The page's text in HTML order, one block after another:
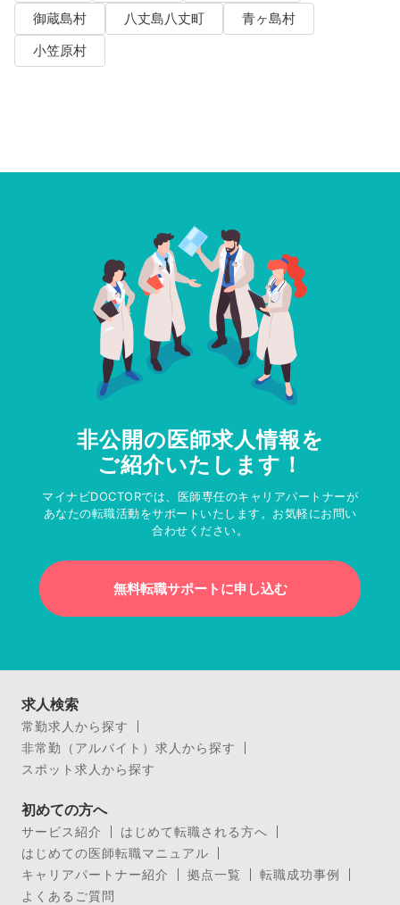
御蔵島村
八丈島八丈町
青ヶ島村
小笠原村
非公開の医師求人情報を
ご紹介いたします！
マイナビDOCTORでは、医師専任のキャリアパートナーが
あなたの転職活動をサポートいたします。お気軽にお問い
合わせください。
無料転職サポートに申し込む
求人検索
常勤求人から探す
非常勤（アルバイト）求人から探す
スポット求人から探す
初めての方へ
サービス紹介
はじめて転職される方へ
はじめての医師転職マニュアル
キャリアパートナー紹介
拠点一覧
転職成功事例
よくあるご質問